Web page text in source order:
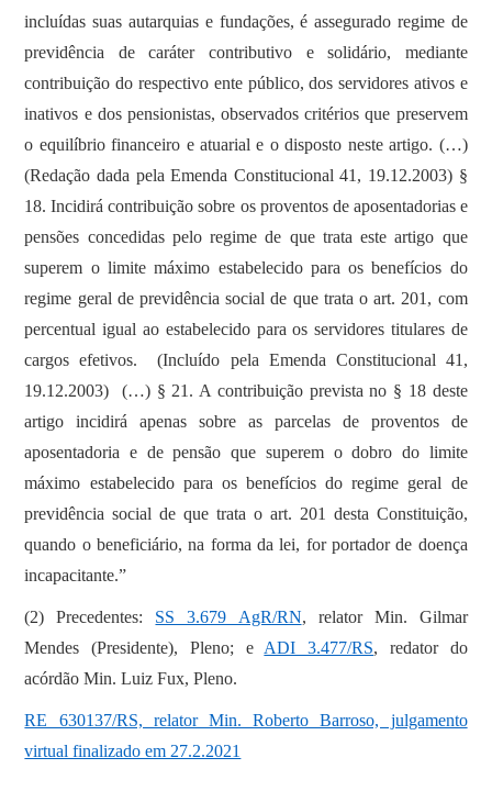
incluídas suas autarquias e fundações, é assegurado regime de
previdência de caráter contributivo e solidário, mediante
contribuição do respectivo ente público, dos servidores ativos e
inativos e dos pensionistas, observados critérios que preservem
o equilíbrio financeiro e atuarial e o disposto neste artigo. (…)
(Redação dada pela Emenda Constitucional 41, 19.12.2003) §
18. Incidirá contribuição sobre os proventos de aposentadorias e
pensões concedidas pelo regime de que trata este artigo que
superem o limite máximo estabelecido para os benefícios do
regime geral de previdência social de que trata o art. 201, com
percentual igual ao estabelecido para os servidores titulares de
cargos efetivos. (Incluído pela Emenda Constitucional 41,
19.12.2003) (…) § 21. A contribuição prevista no § 18 deste
artigo incidirá apenas sobre as parcelas de proventos de
aposentadoria e de pensão que superem o dobro do limite
máximo estabelecido para os benefícios do regime geral de
previdência social de que trata o art. 201 desta Constituição,
quando o beneficiário, na forma da lei, for portador de doença
incapacitante.”
(2) Precedentes: SS 3.679 AgR/RN, relator Min. Gilmar
Mendes (Presidente), Pleno; e ADI 3.477/RS, redator do
acórdão Min. Luiz Fux, Pleno.
RE 630137/RS, relator Min. Roberto Barroso, julgamento
virtual finalizado em 27.2.2021